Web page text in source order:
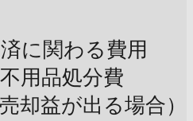
に関わる費用
用品処分費
却益が出る場合）